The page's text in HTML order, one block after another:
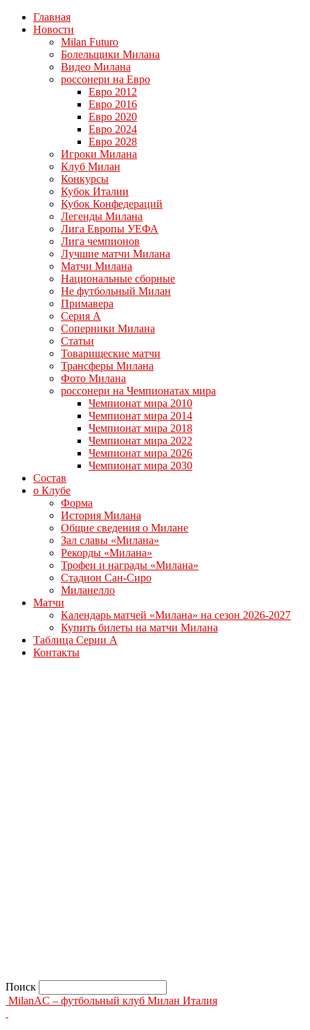
Главная
Новости
Milan Futuro
Болельщики Милана
Видео Милана
россонери на Евро
Евро 2012
Евро 2016
Евро 2020
Евро 2024
Евро 2028
Игроки Милана
Клуб Милан
Конкурсы
Кубок Италии
Кубок Конфедераций
Легенды Милана
Лига Европы УЕФА
Лига чемпионов
Лучшие матчи Милана
Матчи Милана
Национальные сборные
Не футбольный Милан
Примавера
Серия А
Соперники Милана
Статьи
Товарищеские матчи
Трансферы Милана
Фото Милана
россонери на Чемпионатах мира
Чемпионат мира 2010
Чемпионат мира 2014
Чемпионат мира 2018
Чемпионат мира 2022
Чемпионат мира 2026
Чемпионат мира 2030
Состав
о Клубе
Форма
История Милана
Общие сведения о Милане
Зал славы «Милана»
Рекорды «Милана»
Трофеи и награды «Милана»
Стадион Сан-Сиро
Миланелло
Матчи
Календарь матчей «Милана» на сезон 2026-2027
Купить билеты на матчи Милана
Таблица Серии А
Контакты
Поиск
MilanAC – футбольный клуб Милан Италия